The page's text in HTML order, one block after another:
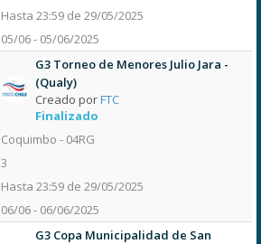
Hasta 23:59 de 29/05/2025
05/06 - 05/06/2025
G3 Torneo de Menores Julio Jara -
(Qualy)
Creado porFTC
Finalizado
Coquimbo - 04RG
3
Hasta 23:59 de 29/05/2025
06/06 - 06/06/2025
G3 Copa Municipalidad de San